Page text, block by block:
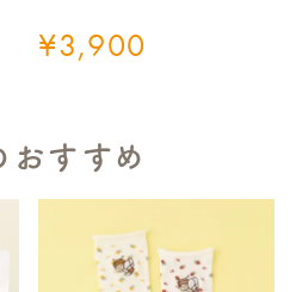
¥3,900
おすすめ